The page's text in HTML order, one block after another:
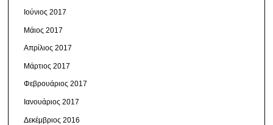
Ιούνιος 2017
Μάιος 2017
Απρίλιος 2017
Μάρτιος 2017
Φεβρουάριος 2017
Ιανουάριος 2017
Δεκέμβριος 2016